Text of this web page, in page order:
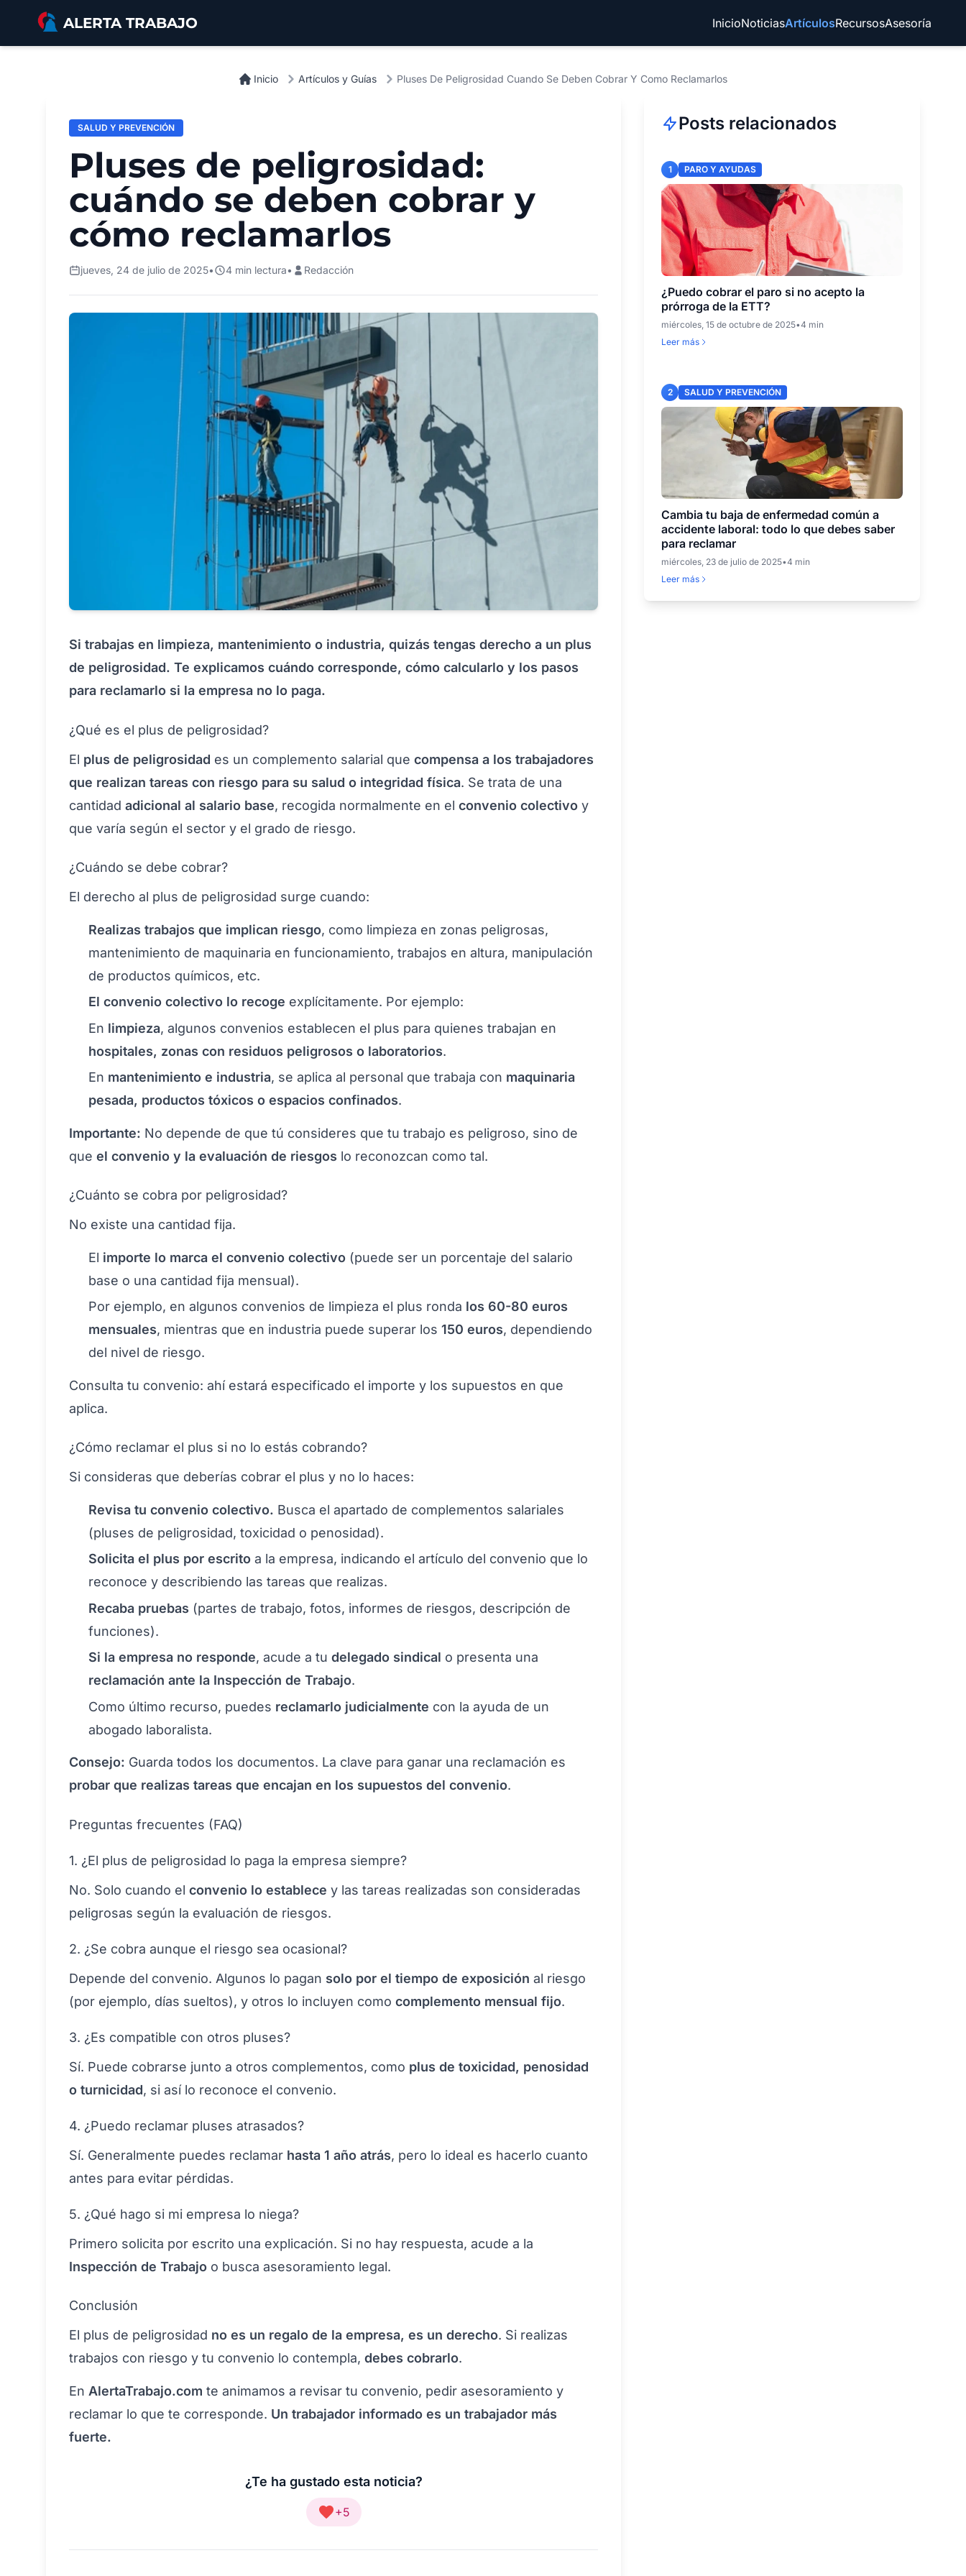
Saltar al contenido principal
ALERTA TRABAJO InicioNoticiasArtículosRecursosAsesoría
Inicio Artículos y Guías Pluses De Peligrosidad Cuando Se Deben Cobrar Y Como Reclamarlos
SALUD Y PREVENCIÓN
Pluses de peligrosidad:
cuándo se deben cobrar y
cómo reclamarlos
jueves, 24 de julio de 2025• 4 min lectura• Redacción
Si trabajas en limpieza, mantenimiento o industria, quizás tengas derecho a un plus
de peligrosidad. Te explicamos cuándo corresponde, cómo calcularlo y los pasos
para reclamarlo si la empresa no lo paga.
¿Qué es el plus de peligrosidad?
El plus de peligrosidad es un complemento salarial que compensa a los trabajadores
que realizan tareas con riesgo para su salud o integridad física. Se trata de una
cantidad adicional al salario base, recogida normalmente en el convenio colectivo y
que varía según el sector y el grado de riesgo.
¿Cuándo se debe cobrar?
El derecho al plus de peligrosidad surge cuando:
Realizas trabajos que implican riesgo, como limpieza en zonas peligrosas,
mantenimiento de maquinaria en funcionamiento, trabajos en altura, manipulación
de productos químicos, etc.
El convenio colectivo lo recoge explícitamente. Por ejemplo:
En limpieza, algunos convenios establecen el plus para quienes trabajan en
hospitales, zonas con residuos peligrosos o laboratorios.
En mantenimiento e industria, se aplica al personal que trabaja con maquinaria
pesada, productos tóxicos o espacios confinados.
Importante: No depende de que tú consideres que tu trabajo es peligroso, sino de
que el convenio y la evaluación de riesgos lo reconozcan como tal.
¿Cuánto se cobra por peligrosidad?
No existe una cantidad fija.
El importe lo marca el convenio colectivo (puede ser un porcentaje del salario
base o una cantidad fija mensual).
Por ejemplo, en algunos convenios de limpieza el plus ronda los 60-80 euros
mensuales, mientras que en industria puede superar los 150 euros, dependiendo
del nivel de riesgo.
Consulta tu convenio: ahí estará especificado el importe y los supuestos en que
aplica.
¿Cómo reclamar el plus si no lo estás cobrando?
Si consideras que deberías cobrar el plus y no lo haces:
Revisa tu convenio colectivo. Busca el apartado de complementos salariales
(pluses de peligrosidad, toxicidad o penosidad).
Solicita el plus por escrito a la empresa, indicando el artículo del convenio que lo
reconoce y describiendo las tareas que realizas.
Recaba pruebas (partes de trabajo, fotos, informes de riesgos, descripción de
funciones).
Si la empresa no responde, acude a tu delegado sindical o presenta una
reclamación ante la Inspección de Trabajo.
Como último recurso, puedes reclamarlo judicialmente con la ayuda de un
abogado laboralista.
Consejo: Guarda todos los documentos. La clave para ganar una reclamación es
probar que realizas tareas que encajan en los supuestos del convenio.
Preguntas frecuentes (FAQ)
1. ¿El plus de peligrosidad lo paga la empresa siempre?
No. Solo cuando el convenio lo establece y las tareas realizadas son consideradas
peligrosas según la evaluación de riesgos.
2. ¿Se cobra aunque el riesgo sea ocasional?
Depende del convenio. Algunos lo pagan solo por el tiempo de exposición al riesgo
(por ejemplo, días sueltos), y otros lo incluyen como complemento mensual fijo.
3. ¿Es compatible con otros pluses?
Sí. Puede cobrarse junto a otros complementos, como plus de toxicidad, penosidad
o turnicidad, si así lo reconoce el convenio.
4. ¿Puedo reclamar pluses atrasados?
Sí. Generalmente puedes reclamar hasta 1 año atrás, pero lo ideal es hacerlo cuanto
antes para evitar pérdidas.
5. ¿Qué hago si mi empresa lo niega?
Primero solicita por escrito una explicación. Si no hay respuesta, acude a la
Inspección de Trabajo o busca asesoramiento legal.
Conclusión
El plus de peligrosidad no es un regalo de la empresa, es un derecho. Si realizas
trabajos con riesgo y tu convenio lo contempla, debes cobrarlo.
En AlertaTrabajo.com te animamos a revisar tu convenio, pedir asesoramiento y
reclamar lo que te corresponde. Un trabajador informado es un trabajador más
fuerte.
¿Te ha gustado esta noticia?
+5
Posts relacionados
1 PARO Y AYUDAS
¿Puedo cobrar el paro si no acepto la
prórroga de la ETT?
miércoles, 15 de octubre de 2025•4 min
Leer más
2 SALUD Y PREVENCIÓN
Cambia tu baja de enfermedad común a
accidente laboral: todo lo que debes saber
para reclamar
miércoles, 23 de julio de 2025•4 min
Leer más